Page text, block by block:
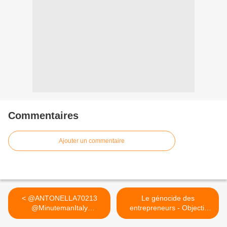
Commentaires
Ajouter un commentaire
< @ANTONELLA70213
@MinutemanItaly
@fabriziobarca...
Le génocide des
entrepreneurs - Objectif
Eco,... >